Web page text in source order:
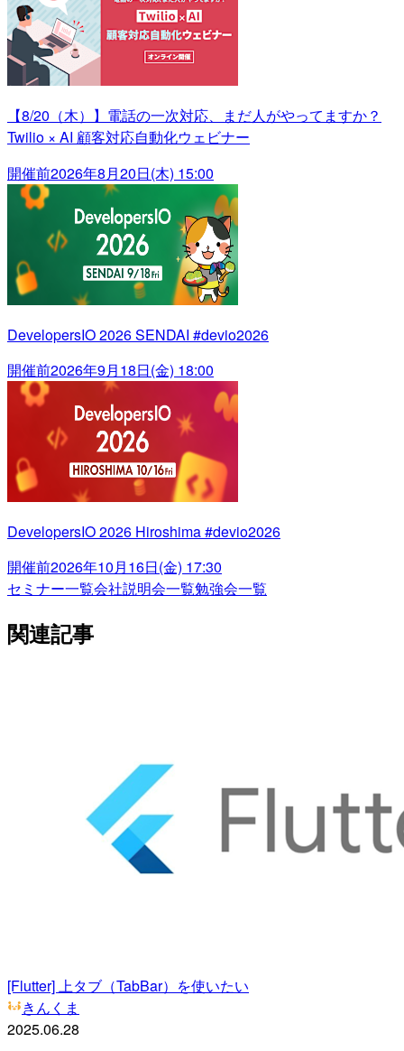
【8/20（木）】電話の一次対応、まだ人がやってますか？
Twilio × AI 顧客対応自動化ウェビナー
開催前2026年8月20日(木) 15:00
DevelopersIO 2026 SENDAI #devio2026
開催前2026年9月18日(金) 18:00
DevelopersIO 2026 Hiroshima #devio2026
開催前2026年10月16日(金) 17:30
セミナー一覧会社説明会一覧勉強会一覧
関連記事
[Flutter] 上タブ（TabBar）を使いたい
きんくま
2025.06.28